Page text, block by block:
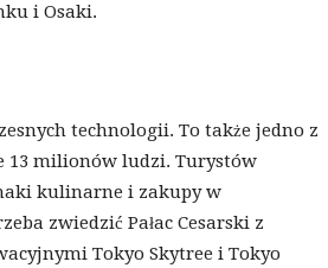
i Osaki.
technologii. To także jedno z
13 milionów ludzi. Turystów
kulinarne i zakupy w
zwiedzić Pałac Cesarski z
Tokyo Skytree i Tokyo